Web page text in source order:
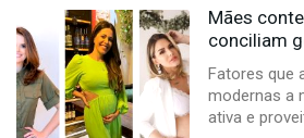
Mães
conciliam
Fatores que
modernas a
ativa e